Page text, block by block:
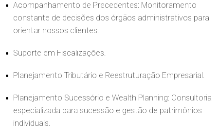
Acompanhamento de Precedentes: Monitoramento
constante de decisões dos órgãos administrativos para
orientar nossos clientes.
Suporte em Fiscalizações.
Planejamento Tributário e Reestruturação Empresarial.
Planejamento Sucessório e Wealth Planning: Consultoria
especializada para sucessão e gestão de patrimônios
individuais.